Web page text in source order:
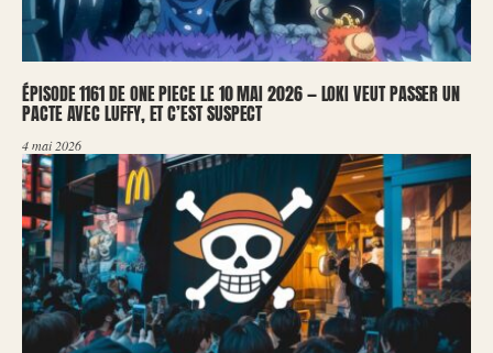
ÉPISODE 1161 DE ONE PIECE LE 10 MAI 2026 — LOKI VEUT PASSER UN
PACTE AVEC LUFFY, ET C’EST SUSPECT
4 mai 2026